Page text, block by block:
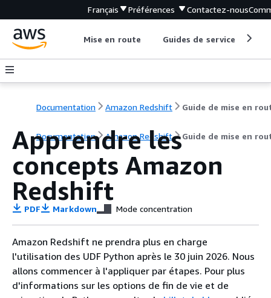
Français Préférences Contactez-nous
Mise en route Guides de service
Documentation Amazon Redshift Guide de mise en
Documentation Amazon Redshift Guide de mise en
Apprendre les
concepts Amazon
Redshift
PDF Markdown Mode concentration
Amazon Redshift ne prendra plus en charge
l'utilisation des UDF Python après le 30 juin 2026. Nous
allons commencer à l'appliquer par étapes. Pour plus
d'informations sur les options de fin de vie et de